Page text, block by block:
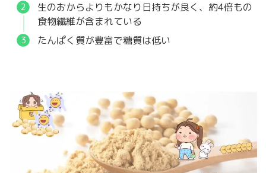
生のおからよりもかなり日持ちが良く、約4倍もの
食物繊維が含まれている
たんぱく質が豊富で糖質は低い